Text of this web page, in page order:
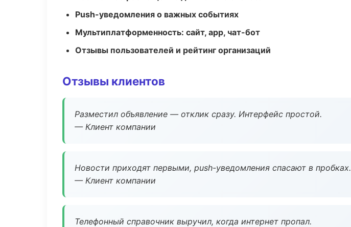
Push-уведомления о важных событиях
Мультиплатформенность: сайт, app, чат-бот
Отзывы пользователей и рейтинг организаций
Отзывы клиентов
Разместил объявление — отклик сразу. Интерфейс простой.
— Клиент компании
Новости приходят первыми, push-уведомления спасают в пробках.
— Клиент компании
Телефонный справочник выручил, когда интернет пропал.